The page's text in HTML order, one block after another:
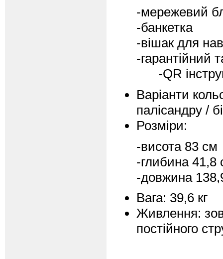
-мережевий
-банкетка
-вішак для
-гарантійний
-QR
Варіанти
палісандру /
Розміри:
-висота 83 см
-глибина 41,8
-довжина
Вага: 39,6 кг
Живлення:
постійного